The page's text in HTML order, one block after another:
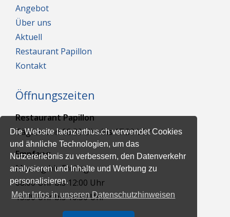
Die Website laenzerthus.ch verwendet Cookies
und ähnliche Technologien, um das
Nutzererlebnis zu verbessern, den Datenverkehr
analysieren und Inhalte und Werbung zu
personalisieren.
Mehr Infos in unseren Datenschutzhinweisen
Angebot
Über uns
Aktuell
Restaurant Papillon
Kontakt
Öffnungszeiten
Restaurant Papillon
Täglich von 08.30 Uhr bis 17.30 Uhr
Empfang
Montag bis Freitag
08:00 Uhr bis 12:00 Uhr
13:30 Uhr bis 16:30 Uhr